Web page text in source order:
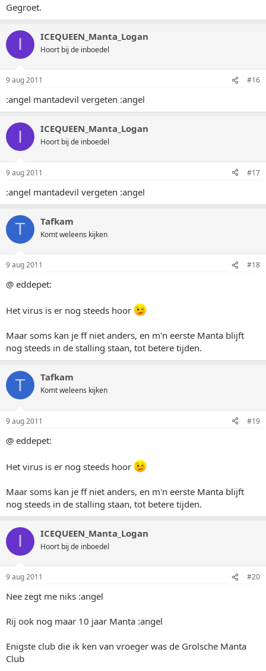
Gegroet.
I ICEQUEEN_Manta_Logan
Hoort bij de inboedel
9 aug 2011 #16
:angel mantadevil vergeten :angel
I ICEQUEEN_Manta_Logan
Hoort bij de inboedel
9 aug 2011 #17
:angel mantadevil vergeten :angel
T Tafkam
Komt weleens kijken
9 aug 2011 #18
@ eddepet:
Het virus is er nog steeds hoor
Maar soms kan je ff niet anders, en m'n eerste Manta blijft
nog steeds in de stalling staan, tot betere tijden.
T Tafkam
Komt weleens kijken
9 aug 2011 #19
@ eddepet:
Het virus is er nog steeds hoor
Maar soms kan je ff niet anders, en m'n eerste Manta blijft
nog steeds in de stalling staan, tot betere tijden.
I ICEQUEEN_Manta_Logan
Hoort bij de inboedel
9 aug 2011 #20
Nee zegt me niks :angel
Rij ook nog maar 10 jaar Manta :angel
Enigste club die ik ken van vroeger was de Grolsche Manta
Club